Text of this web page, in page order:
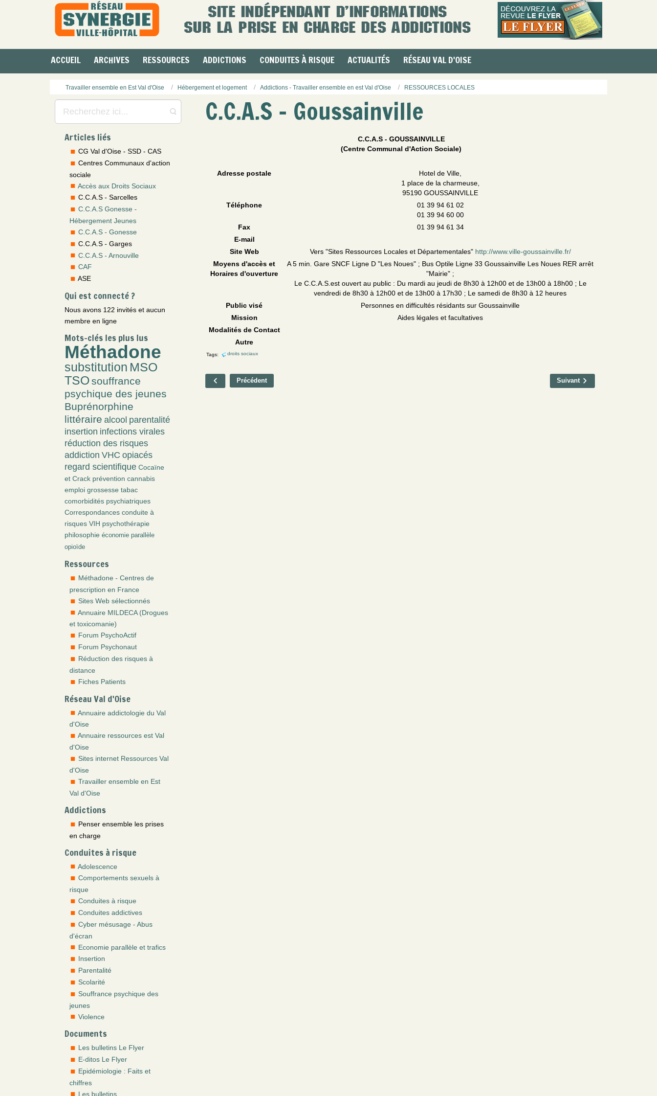
ACCUEIL ARCHIVES RESSOURCES ADDICTIONS CONDUITES À RISQUE ACTUALITÉS RÉSEAU VAL D'OISE
Travailler ensemble en Est Val d'Oise Hébergement et logement Addictions - Travailler ensemble en est Val d'Oise RESSOURCES LOCALES
Articles liés
CG Val d'Oise - SSD - CAS
Centres Communaux d'action
sociale
Accès aux Droits Sociaux
C.C.A.S - Sarcelles
C.C.A.S Gonesse -
Hébergement Jeunes
C.C.A.S - Gonesse
C.C.A.S - Garges
C.C.A.S - Arnouville
CAF
ASE
Qui est connecté ?
Nous avons 122 invités et aucun
membre en ligne
Mots-clés les plus lus
Méthadone
substitution MSO
TSOsouffrance
psychique des jeunes
Buprénorphine
littéraire alcool parentalité
insertion infections virales
réduction des risques
addiction VHC opiacés
regard scientifique Cocaïne
et Crack prévention cannabis
emploi grossesse tabac
comorbidités psychiatriques
Correspondances conduite à
risques VIH psychothérapie
philosophie économie parallèle
opioïde
Ressources
Méthadone - Centres de
prescription en France
Sites Web sélectionnés
Annuaire MILDECA (Drogues
et toxicomanie)
Forum PsychoActif
Forum Psychonaut
Réduction des risques à
distance
Fiches Patients
Réseau Val d'Oise
Annuaire addictologie du Val
d'Oise
Annuaire ressources est Val
d'Oise
Sites internet Ressources Val
d'Oise
Travailler ensemble en Est
Val d'Oise
Addictions
Penser ensemble les prises
en charge
Conduites à risque
Adolescence
Comportements sexuels à
risque
Conduites à risque
Conduites addictives
Cyber mésusage - Abus
d'écran
Economie parallèle et trafics
Insertion
Parentalité
Scolarité
Souffrance psychique des
jeunes
Violence
Documents
Les bulletins Le Flyer
E-ditos Le Flyer
Epidémiologie : Faits et
chiffres
Les bulletins
C.C.A.S - Goussainville
C.C.A.S - GOUSSAINVILLE
(Centre Communal d'Action Sociale)
Adresse postale
Hotel de Ville,
1 place de la charmeuse,
95190 GOUSSAINVILLE
Téléphone
01 39 94 61 02
01 39 94 60 00
Fax
01 39 94 61 34
E-mail
Site Web
Vers "Sites Ressources Locales et Départementales" http://www.ville-goussainville.fr/
Moyens d'accès et
Horaires d'ouverture
A 5 min. Gare SNCF Ligne D "Les Noues" ; Bus Optile Ligne 33 Goussainville Les Noues RER arrêt
"Mairie" ;
Le C.C.A.S.est ouvert au public : Du mardi au jeudi de 8h30 à 12h00 et de 13h00 à 18h00 ; Le
vendredi de 8h30 à 12h00 et de 13h00 à 17h30 ; Le samedi de 8h30 à 12 heures
Public visé
Personnes en difficultés résidants sur Goussainville
Mission
Aides légales et facultatives
Modalités de Contact
Autre
Tags: droits sociaux
Précédent Suivant